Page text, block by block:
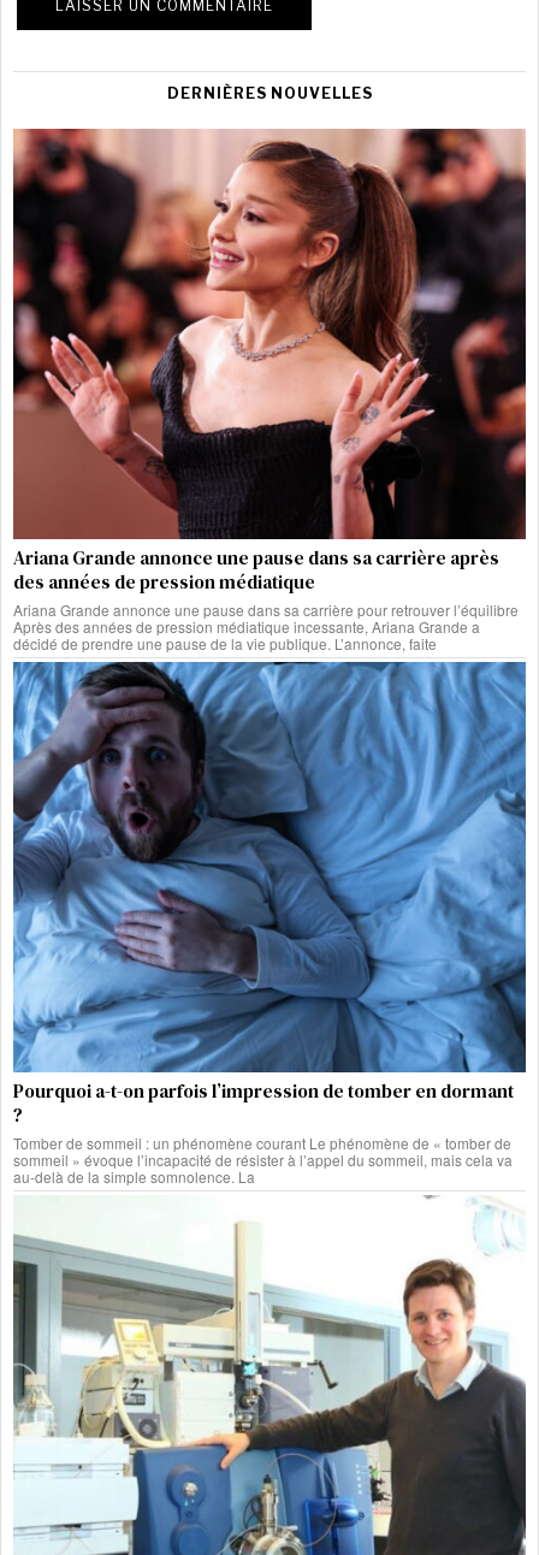
DERNIÈRES NOUVELLES
Ariana Grande annonce une pause dans sa carrière après
des années de pression médiatique
Ariana Grande annonce une pause dans sa carrière pour retrouver l’équilibre
Après des années de pression médiatique incessante, Ariana Grande a
décidé de prendre une pause de la vie publique. L’annonce, faite
Pourquoi a-t-on parfois l’impression de tomber en dormant
?
Tomber de sommeil : un phénomène courant Le phénomène de « tomber de
sommeil » évoque l’incapacité de résister à l’appel du sommeil, mais cela va
au-delà de la simple somnolence. La